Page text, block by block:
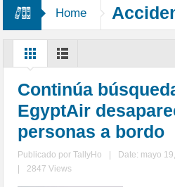
Home
Continúa
EgyptAir
personas a bordo
Publicado porTallyHo Date: mayo
2847 Views